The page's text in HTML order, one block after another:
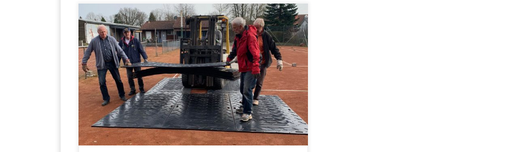
Die Tennis-Saison steht vor der Tür und so wie
es momentan aussieht, könnten schon bald
die ersten Filzbälle über die Netze fliegen. Daher
finden auf der vereinseigenen Anlage aktuell
umfangreiche Renovierungsarbeiten statt.
Neben der Generalüberholung der
Beregnungsanlage werden neue LED-
Flutlichtstrahler installiert. Möglich wird dies
durch das Landes-Förderprogramm „Moderne